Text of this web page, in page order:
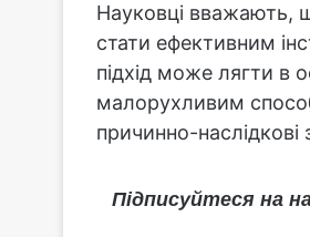
Науковці вважають,
стати ефективним
підхід може лягти в
малорухливим
причинно-наслідкові
Підписуйтеся на